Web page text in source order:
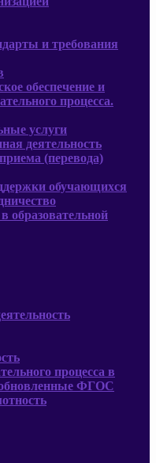
и требования
обеспечение и
процесса.
услуги
деятельность
(перевода)
обучающихся
образовательной
процесса в
обновленные ФГОС